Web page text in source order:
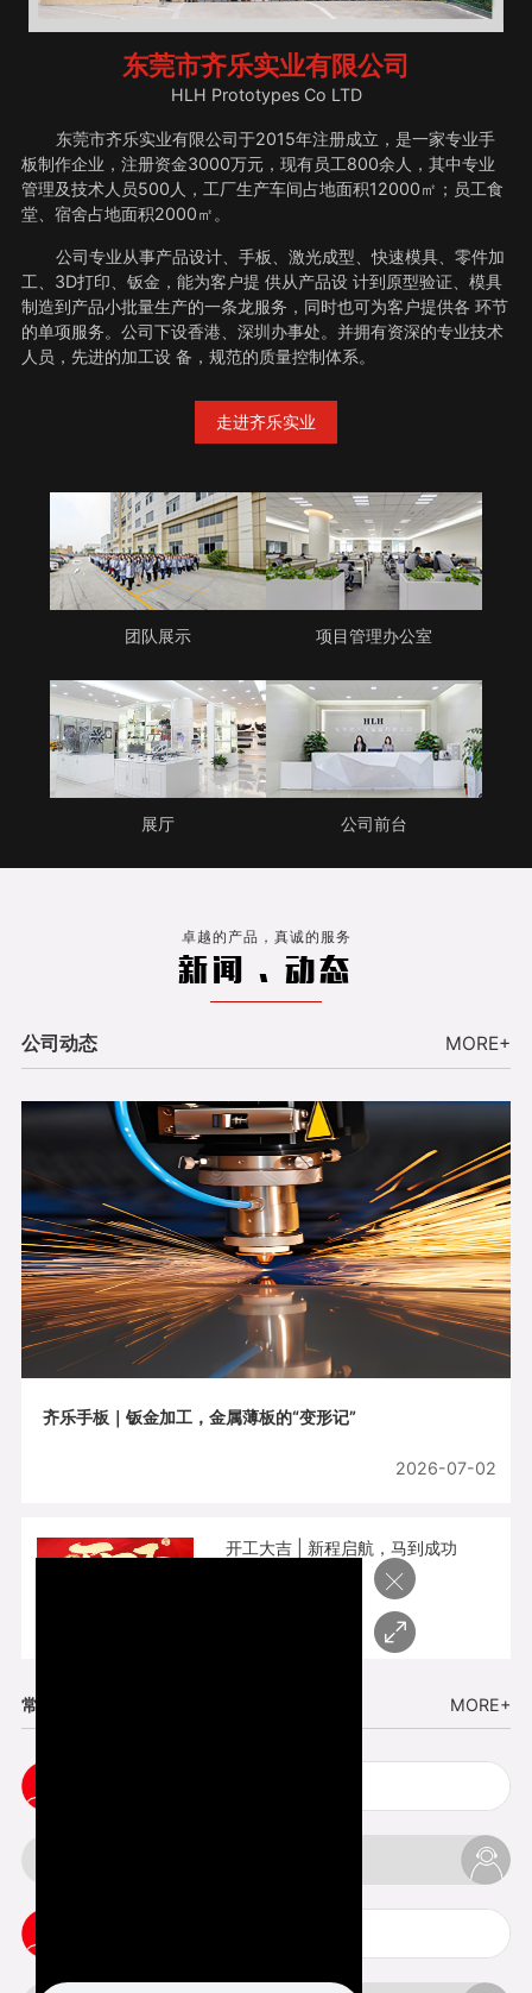
东莞市齐乐实业有限公司
HLH Prototypes Co LTD
东莞市齐乐实业有限公司于2015年注册成立，是一家专业手
板制作企业，注册资金3000万元，现有员工800余人，其中专业
管理及技术人员500人，工厂生产车间占地面积12000㎡；员工食
堂、宿舍占地面积2000㎡。
公司专业从事产品设计、手板、激光成型、快速模具、零件加
工、3D打印、钣金，能为客户提 供从产品设 计到原型验证、模具
制造到产品小批量生产的一条龙服务，同时也可为客户提供各 环节
的单项服务。公司下设香港、深圳办事处。并拥有资深的专业技术
人员，先进的加工设 备，规范的质量控制体系。
走进齐乐实业
团队展示 项目管理办公室
展厅 公司前台
卓越的产品，真诚的服务
新闻 . 动态
公司动态 MORE+
齐乐手板｜钣金加工，金属薄板的“变形记”
2026-07-02
开工大吉 | 新程启航，马到成功
常见问题 MORE+
×